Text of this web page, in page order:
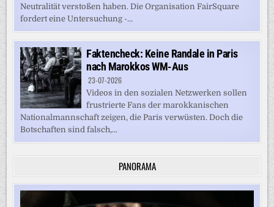
Neutralität verstoßen haben. Die Organisation FairSquare
fordert eine Untersuchung -...
Faktencheck: Keine Randale in Paris
nach Marokkos WM-Aus
23-07-2026
Videos in den sozialen Netzwerken sollen
frustrierte Fans der marokkanischen
Nationalmannschaft zeigen, die Paris verwüsten. Doch die
Botschaften sind falsch,...
PANORAMA